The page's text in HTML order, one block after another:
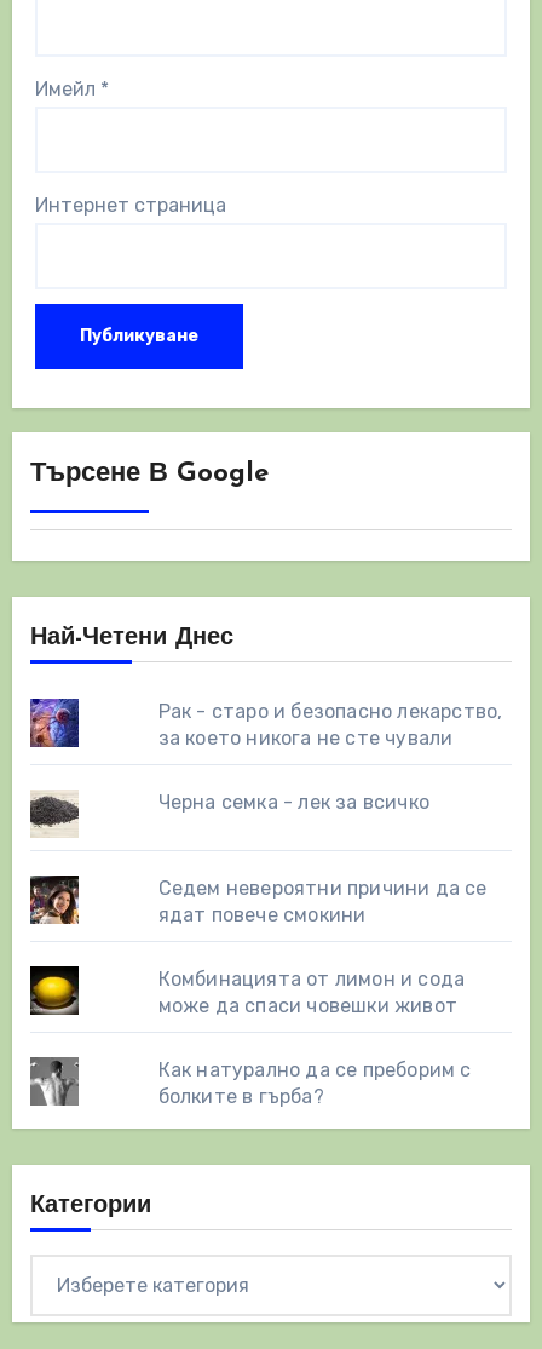
Имейл *
Интернет страница
Търсене В Google
Най-Четени Днес
Рак - старо и безопасно лекарство,
за което никога не сте чували
Черна семка - лек за всичко
Седем невероятни причини да се
ядат повече смокини
Комбинацията от лимон и сода
може да спаси човешки живот
Как натурално да се преборим с
болките в гърба?
Категории